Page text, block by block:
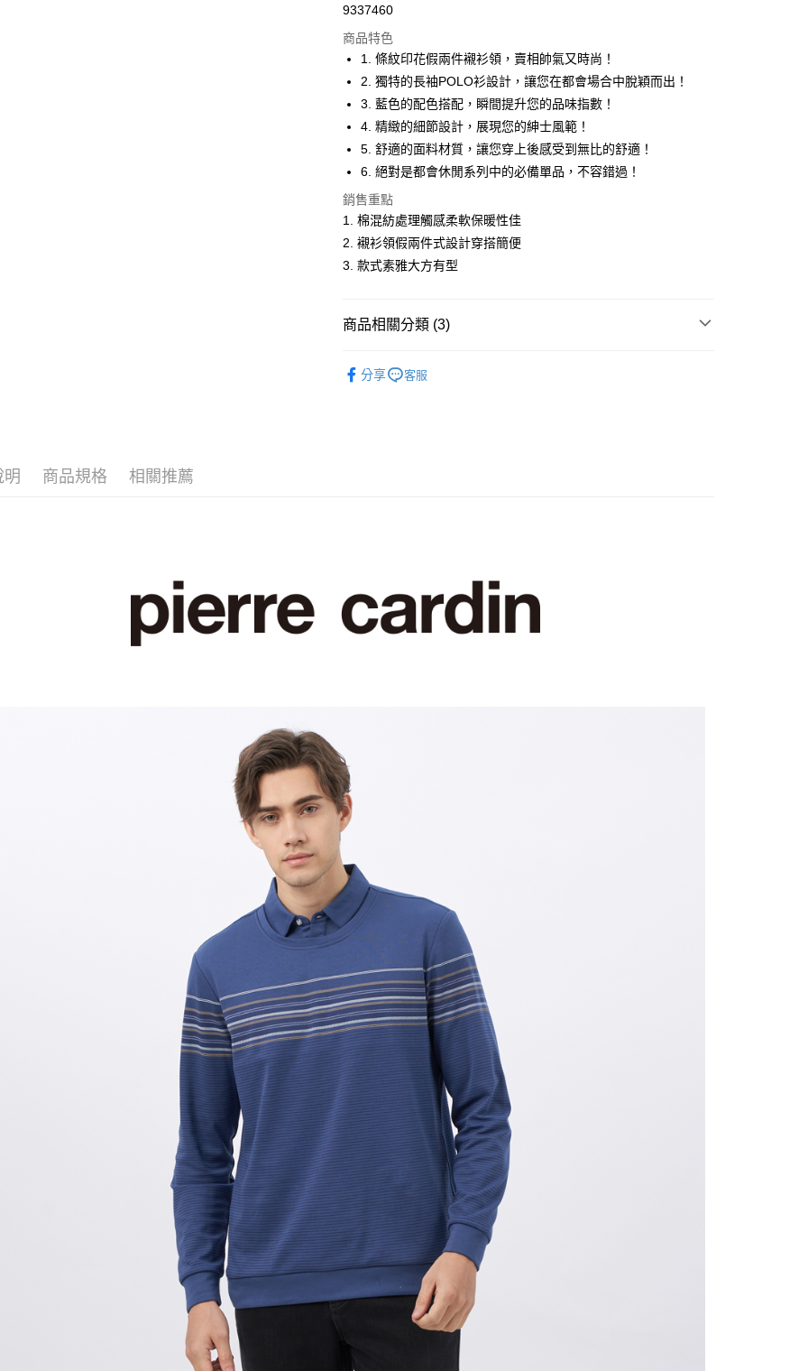
LINE Pay
Apple Pay
悠遊付
Google Pay
運送方式
每筆NT$60，滿NT$1,200(含以上)免運費
宅配(本島)
9337460
商品特色
1. 條紋印花假兩件襯衫領，賣相帥氣又時尚！
2. 獨特的長袖POLO衫設計，讓您在都會場合中脫穎而出！
3. 藍色的配色搭配，瞬間提升您的品味指數！
4. 精緻的細節設計，展現您的紳士風範！
5. 舒適的面料材質，讓您穿上後感受到無比的舒適！
6. 絕對是都會休閒系列中的必備單品，不容錯過！
銷售重點
1. 棉混紡處理觸感柔軟保暖性佳
2. 襯衫領假兩件式設計穿搭簡便
3. 款式素雅大方有型
商品相關分類 (3)
分享 客服
明 商品規格 相關推薦